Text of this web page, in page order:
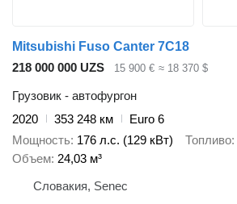
Mitsubishi Fuso Canter 7C18
218 000 000 UZS
15 900 € ≈ 18 370 $
Грузовик - автофургон
2020
353 248 км
Euro 6
Мощность 176 л.с. (129 кВт) Топливо
Объем 24,03 м³
Словакия, Senec